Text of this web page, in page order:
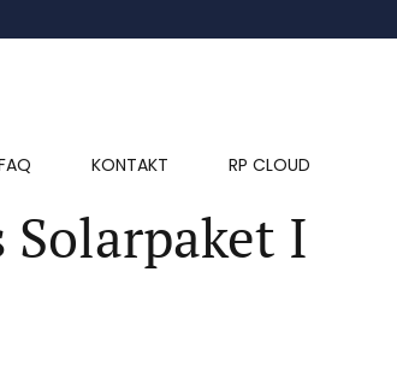
KONTAKT RP CLOUD
I